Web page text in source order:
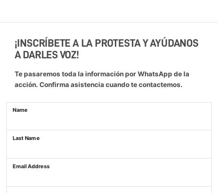
¡INSCRÍBETE A LA PROTESTA Y AYÚDANOS
A DARLES VOZ!
Te pasaremos toda la información por WhatsApp de la
acción. Confirma asistencia cuando te contactemos.
Name
Last Name
Email Address